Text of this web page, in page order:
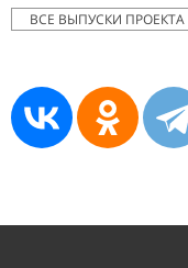
ВСЕ ВЫПУСКИ ПРОЕКТА